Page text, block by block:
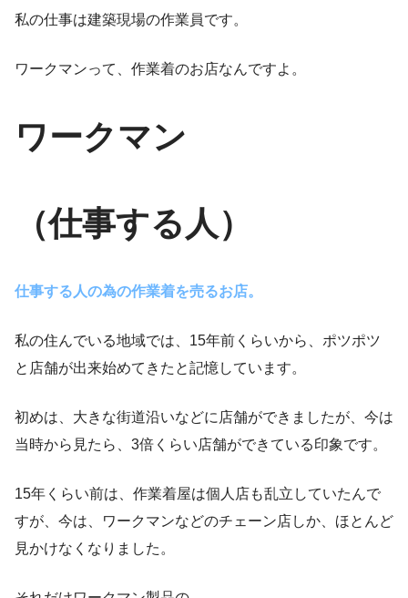
私の仕事は建築現場の作業員です。
ワークマンって、作業着のお店なんですよ。
ワークマン
（仕事する人）
仕事する人の為の作業着を売るお店。
私の住んでいる地域では、15年前くらいから、ポツポツ
と店舗が出来始めてきたと記憶しています。
初めは、大きな街道沿いなどに店舗ができましたが、今は
当時から見たら、3倍くらい店舗ができている印象です。
15年くらい前は、作業着屋は個人店も乱立していたんで
すが、今は、ワークマンなどのチェーン店しか、ほとんど
見かけなくなりました。